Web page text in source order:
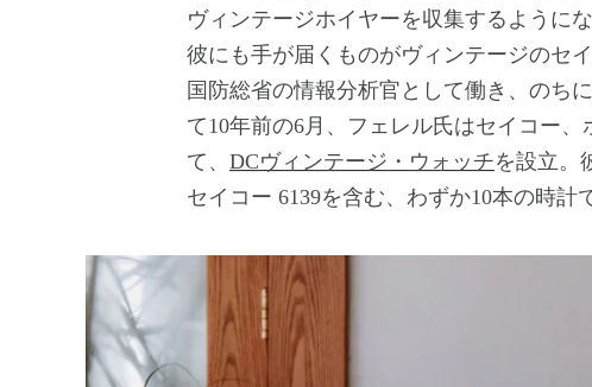
ヴィンテージホイヤーを収集するように
彼にも手が届くものがヴィンテージのセ
国防総省の情報分析官として働き、のち
て10年前の6月、フェレル氏はセイコー
て、 DCヴィンテージ・ウォッチを設立。
セイコー 6139を含む、わずか10本の時計